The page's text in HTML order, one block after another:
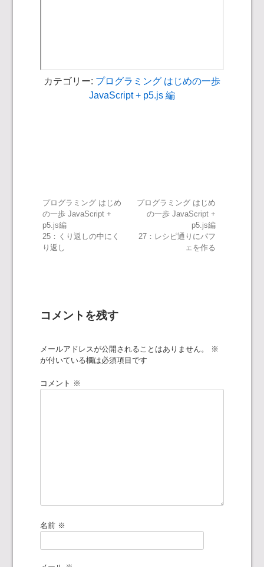
カテゴリー: プログラミング はじめの一歩
JavaScript + p5.js 編
投
稿
ゲ
シ
ョ
プログラミング はじめ
の一歩 JavaScript +
p5.js編
25：くり返しの中にく
り返し
プログラミング はじめ
の一歩 JavaScript +
p5.js編
27：レシピ通りにパフ
ェを作る
コメントを残す
メールアドレスが公開されることはありません。
※
が付いている欄は必須項目です
コメント ※
名前 ※